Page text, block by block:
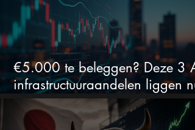
€5.000 te beleggen? Deze 3
infrastructuuraandelen liggen nu
in de uitverkoop